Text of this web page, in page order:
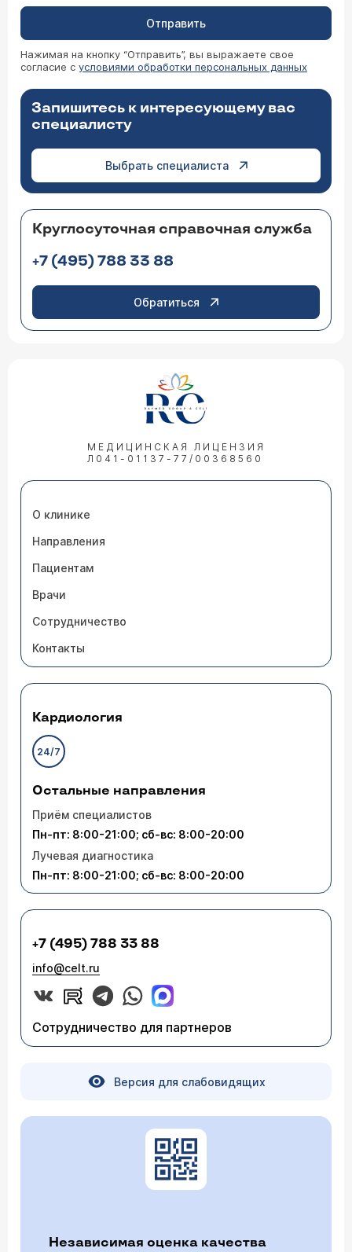
Отправить
Нажимая на кнопку “Отправить”, вы выражаете свое
согласие с условиями обработки персональных данных
Запишитесь к интересующему вас
специалисту
Выбрать специалиста
Круглосуточная справочная служба
+7 (495) 788 33 88
Обратиться
МЕДИЦИНСКАЯ ЛИЦЕНЗИЯ
Л041-01137-77/00368560
О клинике
Направления
Пациентам
Врачи
Сотрудничество
Контакты
Кардиология
24/7
Остальные направления
Приём специалистов
Пн-пт: 8:00-21:00; сб-вс: 8:00-20:00
Лучевая диагностика
Пн-пт: 8:00-21:00; сб-вс: 8:00-20:00
+7 (495) 788 33 88
info@celt.ru
Сотрудничество для партнеров
Версия для слабовидящих
Независимая оценка качества